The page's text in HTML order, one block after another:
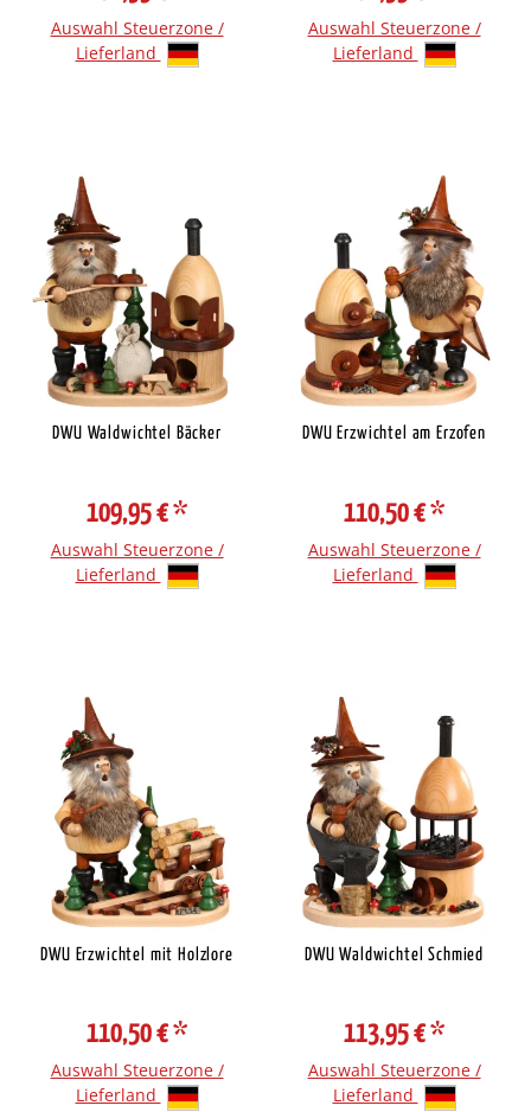
Auswahl Steuerzone /
Lieferland
Auswahl Steuerzone /
Lieferland
DWU Waldwichtel Bäcker
109,95 €*
Auswahl Steuerzone /
Lieferland
DWU Erzwichtel am Erzofen
110,50 €*
Auswahl Steuerzone /
Lieferland
DWU Erzwichtel mit Holzlore
110,50 €*
Auswahl Steuerzone /
Lieferland
DWU Waldwichtel Schmied
113,95 €*
Auswahl Steuerzone /
Lieferland